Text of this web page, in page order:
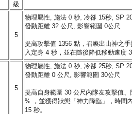
級
5
物理屬性, 施法 0 秒, 冷卻 15秒, SP
發動距離 32 公尺, 影響範圍 0公尺
提高攻擊值 1356 點，召喚出山神之
入定身 4 秒，並在隨後降低移動速度
5
物理屬性, 施法 0 秒, 冷卻 25秒, SP
發動距離 0 公尺, 影響範圍 30公尺
提高自身範圍 30 公尺內隊友攻擊值
% ，並獲得狀態「神力降臨」，時間
15 秒。